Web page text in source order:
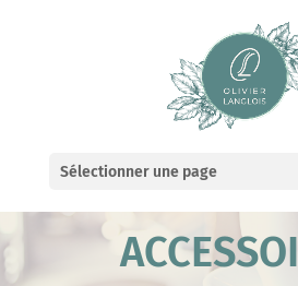
Sélectionner une page